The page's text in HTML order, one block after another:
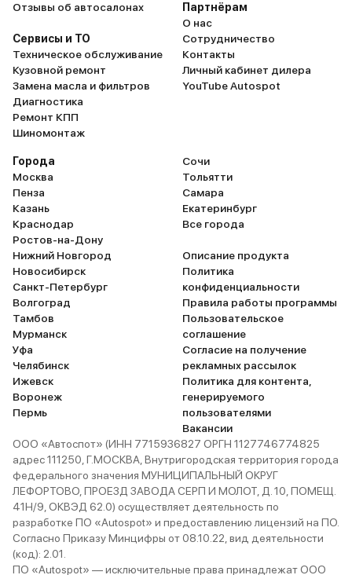
Отзывы об автосалонах
Сервисы и ТО
Техническое обслуживание
Кузовной ремонт
Замена масла и фильтров
Диагностика
Ремонт КПП
Шиномонтаж
Партнёрам
О нас
Сотрудничество
Контакты
Личный кабинет дилера
YouTube Autospot
Города
Москва
Пенза
Казань
Краснодар
Ростов-на-Дону
Нижний Новгород
Новосибирск
Санкт-Петербург
Волгоград
Тамбов
Мурманск
Уфа
Челябинск
Ижевск
Воронеж
Пермь
Сочи
Тольятти
Самара
Екатеринбург
Все города
Описание продукта
Политика
конфиденциальности
Правила работы программы
Пользовательское
соглашение
Согласие на получение
рекламных рассылок
Политика для контента,
генерируемого
пользователями
Вакансии
ООО «Автоспот» (ИНН 7715936827 ОРГН 1127746774825
адрес 111250, Г.МОСКВА, Внутригородская территория города
федерального значения МУНИЦИПАЛЬНЫЙ ОКРУГ
ЛЕФОРТОВО, ПРОЕЗД ЗАВОДА СЕРП И МОЛОТ, Д. 10, ПОМЕЩ.
41Н/9, ОКВЭД 62.0) осуществляет деятельность по
разработке ПО «Autospot» и предоставлению лицензий на ПО.
Согласно Приказу Минцифры от 08.10.22, вид деятельности
(код): 2.01.
ПО «Autospot» — исключительные права принадлежат ООО